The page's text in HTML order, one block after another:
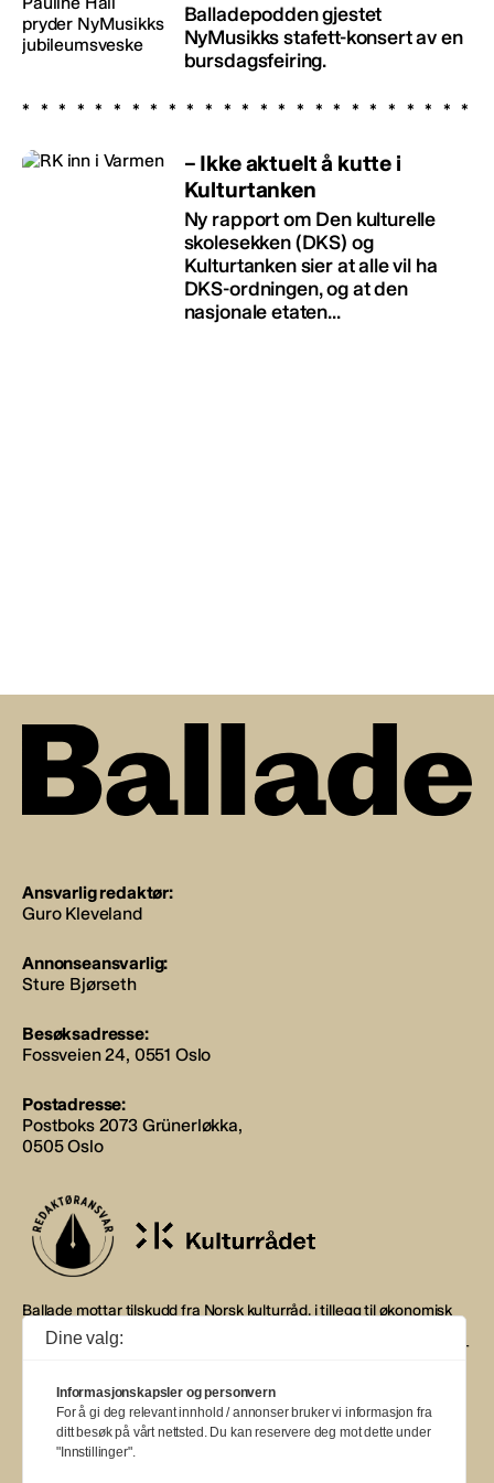
Balladepodden gjestet
NyMusikks stafett-konsert av en
bursdagsfeiring.
– Ikke aktuelt å kutte i
Kulturtanken
Ny rapport om Den kulturelle
skolesekken (DKS) og
Kulturtanken sier at alle vil ha
DKS-ordningen, og at den
nasjonale etaten...
Ansvarlig redaktør:
Guro Kleveland
Annonseansvarlig:
Sture Bjørseth
Besøksadresse:
Fossveien 24, 0551 Oslo
Postadresse:
Postboks 2073 Grünerløkka,
0505 Oslo
Ballade mottar tilskudd fra Norsk kulturråd, i tillegg til økonomisk
støtte fra eierne NOPA, Norsk komponistforening og
Musikkforleggerne. Ballade drives etter Redaktør- og Vær Varsom-
BALLADE — NORGES MUSIKKMAGASIN
Dine valg:
Informasjonskapsler og personvern
For å gi deg relevant innhold / annonser bruker vi informasjon fra
ditt besøk på vårt nettsted. Du kan reservere deg mot dette under
"Innstillinger".